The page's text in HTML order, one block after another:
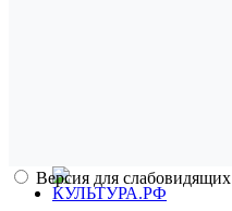
Версия для слабовидящих